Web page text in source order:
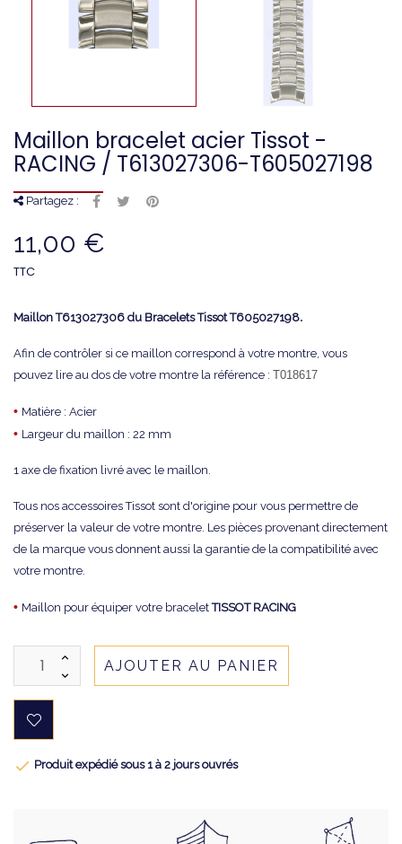
Maillon bracelet acier Tissot -
RACING / T613027306-T605027198
Partagez :
11,00 €
TTC
Maillon T613027306 du Bracelets Tissot T605027198.
Afin de contrôler si ce maillon correspond à votre montre, vous
pouvez lire au dos de votre montre la référence : T018617
• Matière : Acier
• Largeur du maillon : 22 mm
1 axe de fixation livré avec le maillon.
Tous nos accessoires Tissot sont d'origine pour vous permettre de
préserver la valeur de votre montre. Les pièces provenant directement
de la marque vous donnent aussi la garantie de la compatibilité avec
votre montre.
• Maillon pour équiper votre braceletTISSOT RACING
AJOUTER AU PANIER
 Produit expédié sous 1 à 2 jours ouvrés